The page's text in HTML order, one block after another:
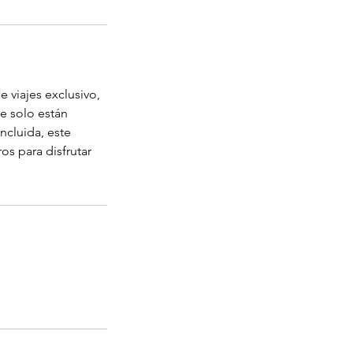
viajes exclusivo,
solo están
este
para disfrutar